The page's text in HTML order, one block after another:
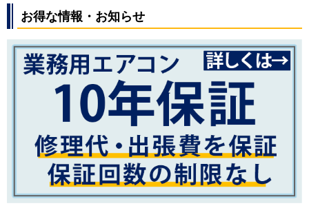
お得な情報・お知らせ